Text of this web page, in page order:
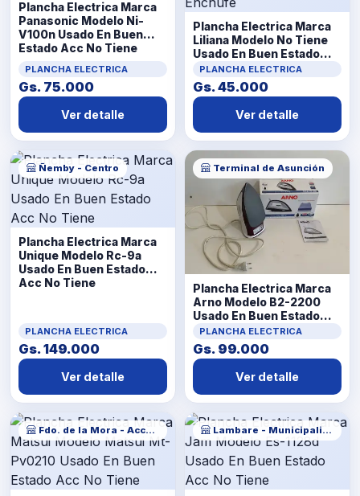
Plancha Electrica Marca
Panasonic Modelo Ni-
V100n Usado En Buen
Estado Acc No Tiene
PLANCHA ELECTRICA
Gs. 75.000
Ver detalle
Plancha Electrica Marca
Liliana Modelo No Tiene
Usado En Buen Estado
Acc Un Acople De
Enchufe
PLANCHA ELECTRICA
Gs. 45.000
Ver detalle
Ñemby - Centro
Plancha Electrica Marca
Unique Modelo Rc-9a
Usado En Buen Estado
Acc No Tiene
PLANCHA ELECTRICA
Gs. 149.000
Ver detalle
Terminal de Asunción
Plancha Electrica Marca
Arno Modelo B2-2200
Usado En Buen Estado
Acc En Caja Manual
PLANCHA ELECTRICA
Gs. 99.000
Ver detalle
Fdo. de la Mora - Acceso Sur Lambare - Municipalidad